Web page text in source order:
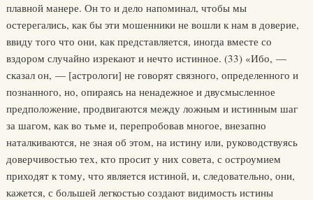
плавной манере. Он то и дело напоминал, чтобы мы
остерегались, как бы эти мошенники не вошли к нам в доверие,
ввиду того что они, как представляется, иногда вместе со
вздором случайно изрекают и нечто истинное. (33) «Ибо, —
сказал он, — [астрологи] не говорят связного, определенного и
познанного, но, опираясь на ненадежное и двусмысленное
предположение, продвигаются между ложным и истинным шаг
за шагом, как во тьме и, перепробовав многое, внезапно
наталкиваются, не зная об этом, на истину или, руководствуясь
доверчивостью тех, кто просит у них совета, с остроумием
приходят к тому, что является истиной, и, следовательно, они,
кажется, с большей легкостью создают видимость истины